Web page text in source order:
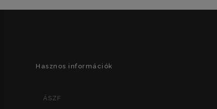
Hasznos információk
ÁSZF